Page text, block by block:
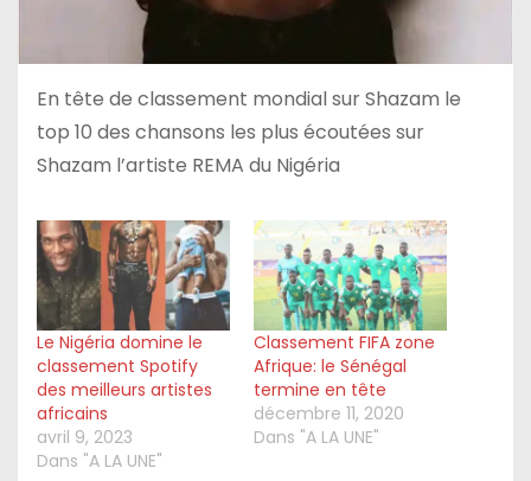
En tête de classement mondial sur Shazam le
top 10 des chansons les plus écoutées sur
Shazam l’artiste REMA du Nigéria
Le Nigéria domine le
classement Spotify
des meilleurs artistes
africains
avril 9, 2023
Dans "A LA UNE"
Classement FIFA zone
Afrique: le Sénégal
termine en tête
décembre 11, 2020
Dans "A LA UNE"